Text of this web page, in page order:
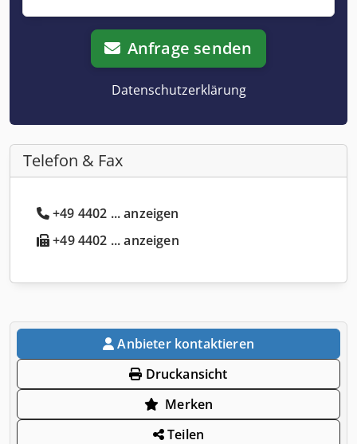
Anfrage senden
Datenschutzerklärung
Telefon & Fax
+49 4402 ... anzeigen
+49 4402 ... anzeigen
Anbieter kontaktieren
Druckansicht
Merken
Teilen